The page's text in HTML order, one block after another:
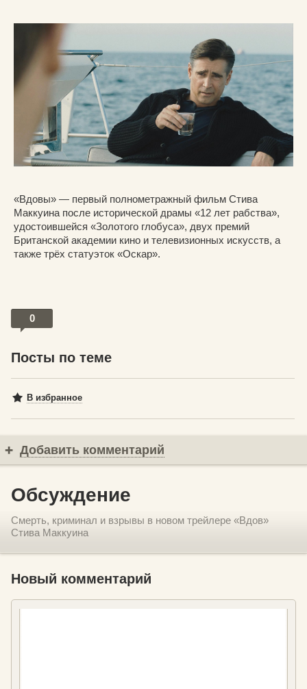
«Вдовы» — первый полнометражный фильм Стива
Маккуина после исторической драмы «12 лет рабства»,
удостоившейся «Золотого глобуса», двух премий
Британской академии кино и телевизионных искусств, а
также трёх статуэток «Оскар».
0
Посты по теме
В избранное
Добавить комментарий
Обсуждение
Смерть, криминал и взрывы в новом трейлере «Вдов»
Стива Маккуина
Новый комментарий